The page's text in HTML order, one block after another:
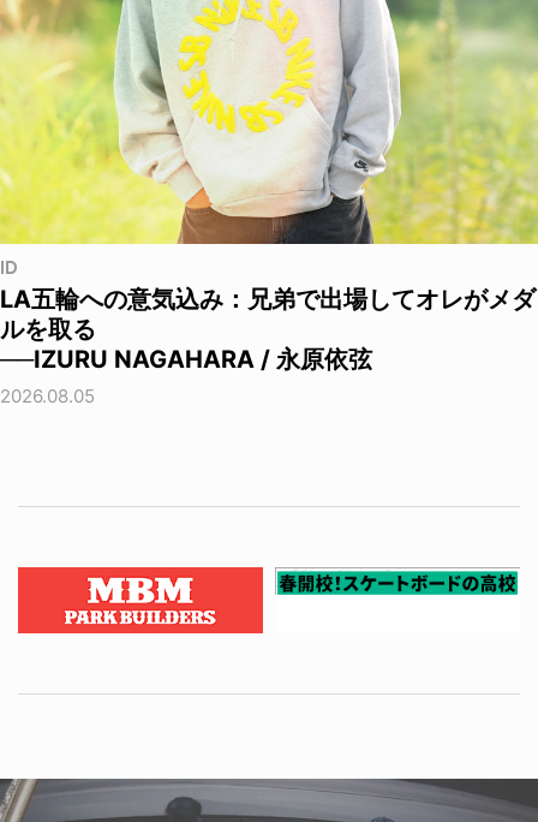
ID
LA五輪への意気込み：兄弟で出場してオレがメダ
ルを取る
──IZURU NAGAHARA / 永原依弦
2026.08.05